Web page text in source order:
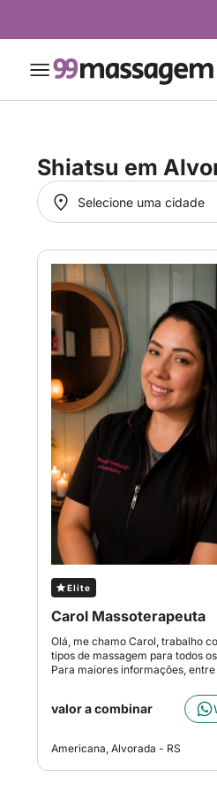
Shiatsu em
Selecione uma cidade
Selecione uma cidade
Elite
Carol Massoterapeuta
Olá, me chamo Carol, trabalho
tipos de massagem para todos
Para maiores informações,
valor a combinar
Americana, Alvorada - RS